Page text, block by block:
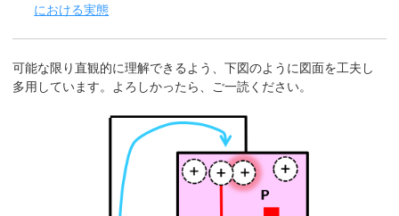
における実態
可能な限り直観的に理解できるよう、下図のように図面を工夫し
多用しています。よろしかったら、ご一読ください。